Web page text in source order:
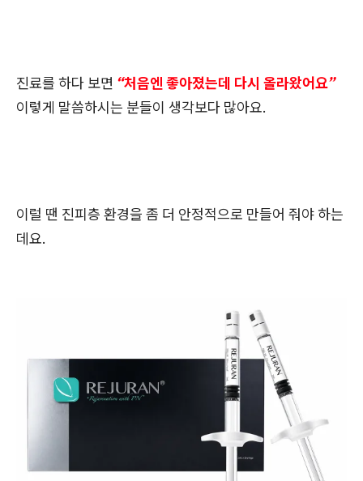
진료를 하다 보면 “처음엔 좋아졌는데 다시 올라왔어요”
이렇게 말씀하시는 분들이 생각보다 많아요.
이럴 땐 진피층 환경을 좀 더 안정적으로 만들어 줘야 하는
데요.